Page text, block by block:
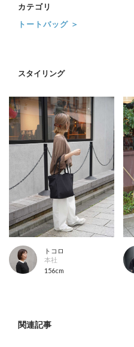
カテゴリ
トートバッグ ＞
スタイリング
トコロ
本社
156cm
関連記事